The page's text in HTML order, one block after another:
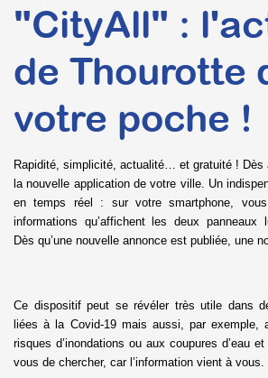
"CityAll" :
de Thourotte
votre poche !
Rapidité, simplicité, actualité… et gratuité ! Dès
la nouvelle application de votre ville. Un
en temps réel : sur votre smartphone,
informations qu’affichent les deux panneaux
Dès qu’une nouvelle annonce est publiée, une
Ce dispositif peut se révéler très utile dans
liées à la Covid-19 mais aussi, par exemple,
risques d’inondations ou aux coupures d’eau
vous de chercher, car l’information vient à vous.